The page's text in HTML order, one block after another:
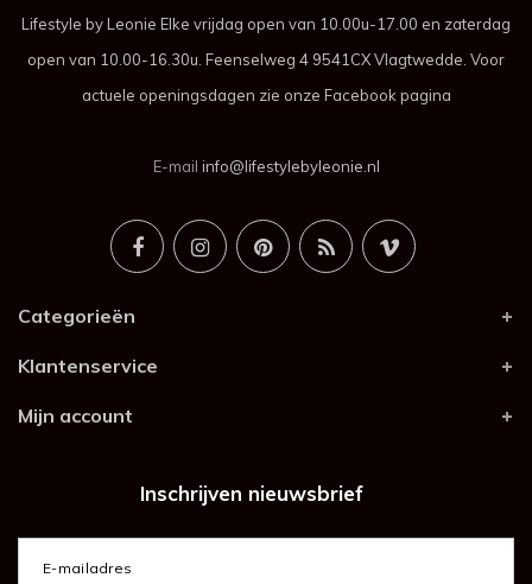
Lifestyle by Leonie Elke vrijdag open van 10.00u-17.00 en zaterdag
open van 10.00-16.30u. Feenselweg 4 9541CX Vlagtwedde. Voor
actuele openingsdagen zie onze Facebook pagina
E-mail info@lifestylebyleonie.nl
Categorieën
Klantenservice
Mijn account
Inschrijven nieuwsbrief